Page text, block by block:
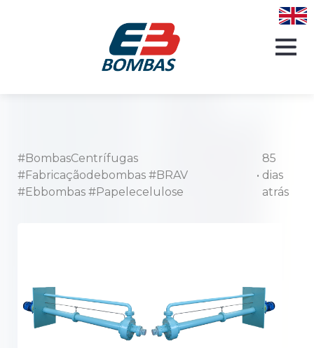
#BombasCentrífugas
#Fabricaçãodebombas #BRAV
#Ebbombas #Papelecelulose
•
85
dias
atrás